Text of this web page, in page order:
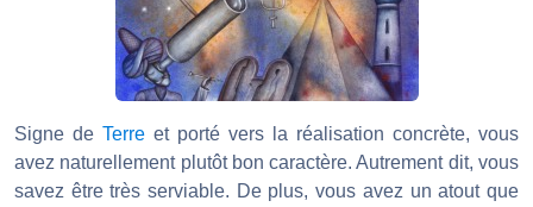
Signe de Terre et porté vers la réalisation concrète, vous
avez naturellement plutôt bon caractère. Autrement dit, vous
savez être très serviable. De plus, vous avez un atout que